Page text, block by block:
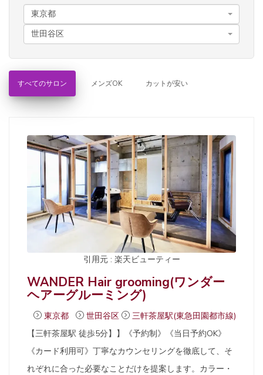
東京都
世田谷区
すべてのサロン メンズOK カットが安い
引用元 : 楽天ビューティー
WANDER Hair grooming(ワンダー
ヘアーグルーミング)
東京都 世田谷区
三軒茶屋駅(東急田園都市線)
【三軒茶屋駅 徒歩5分】】《予約制》《当日予約OK》
《カード利用可》丁寧なカウンセリングを徹底して、そ
れぞれに合った必要なことだけを提案します。カラー・